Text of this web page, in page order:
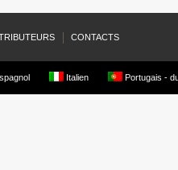
CONTACTS
Italien Portugais -